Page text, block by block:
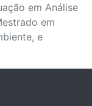
em Análise
em
e